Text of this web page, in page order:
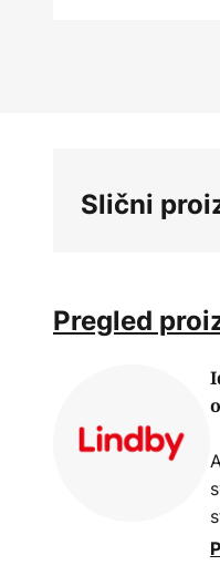
Slični
Pregled